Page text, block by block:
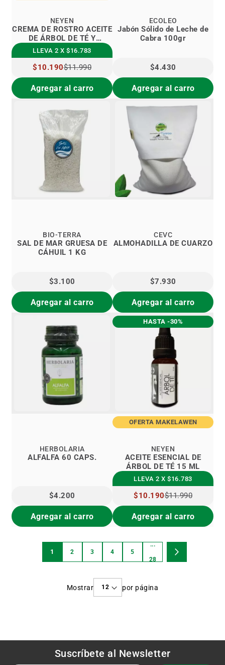
CREMA DE ROSTRO ACEITE
DE ÁRBOL DE TÉ Y
ROMERO
NEYEN
LLEVA 2 X $16.783
PRECIO
ESPECIAL
$10.190$11.990
Agregar al carro
Jabón Sólido de Leche de
Cabra 100gr
ECOLEO
$4.430
Agregar al carro
SAL DE MAR GRUESA DE
CÁHUIL 1 KG
BIO-TERRA
$3.100
Agregar al carro
ALMOHADILLA DE CUARZO
CEVC
$7.930
Agregar al carro
ALFALFA 60 CAPS.
HERBOLARIA
$4.200
Agregar al carro
HASTA -30%
OFERTA MAKELAWEN
ACEITE ESENCIAL DE
ÁRBOL DE TÉ 15 ML
NEYEN
LLEVA 2 X $16.783
PRECIO
ESPECIAL
$10.190$11.990
Agregar al carro
1
2
3
4
Página
5
Página
...
28
Mostrar por página
Suscríbete al Newsletter